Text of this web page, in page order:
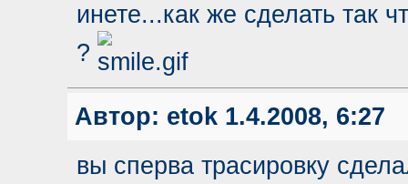
инете...как же сделать так
?
Автор: etok1.4.2008, 6:27
вы сперва трасировку